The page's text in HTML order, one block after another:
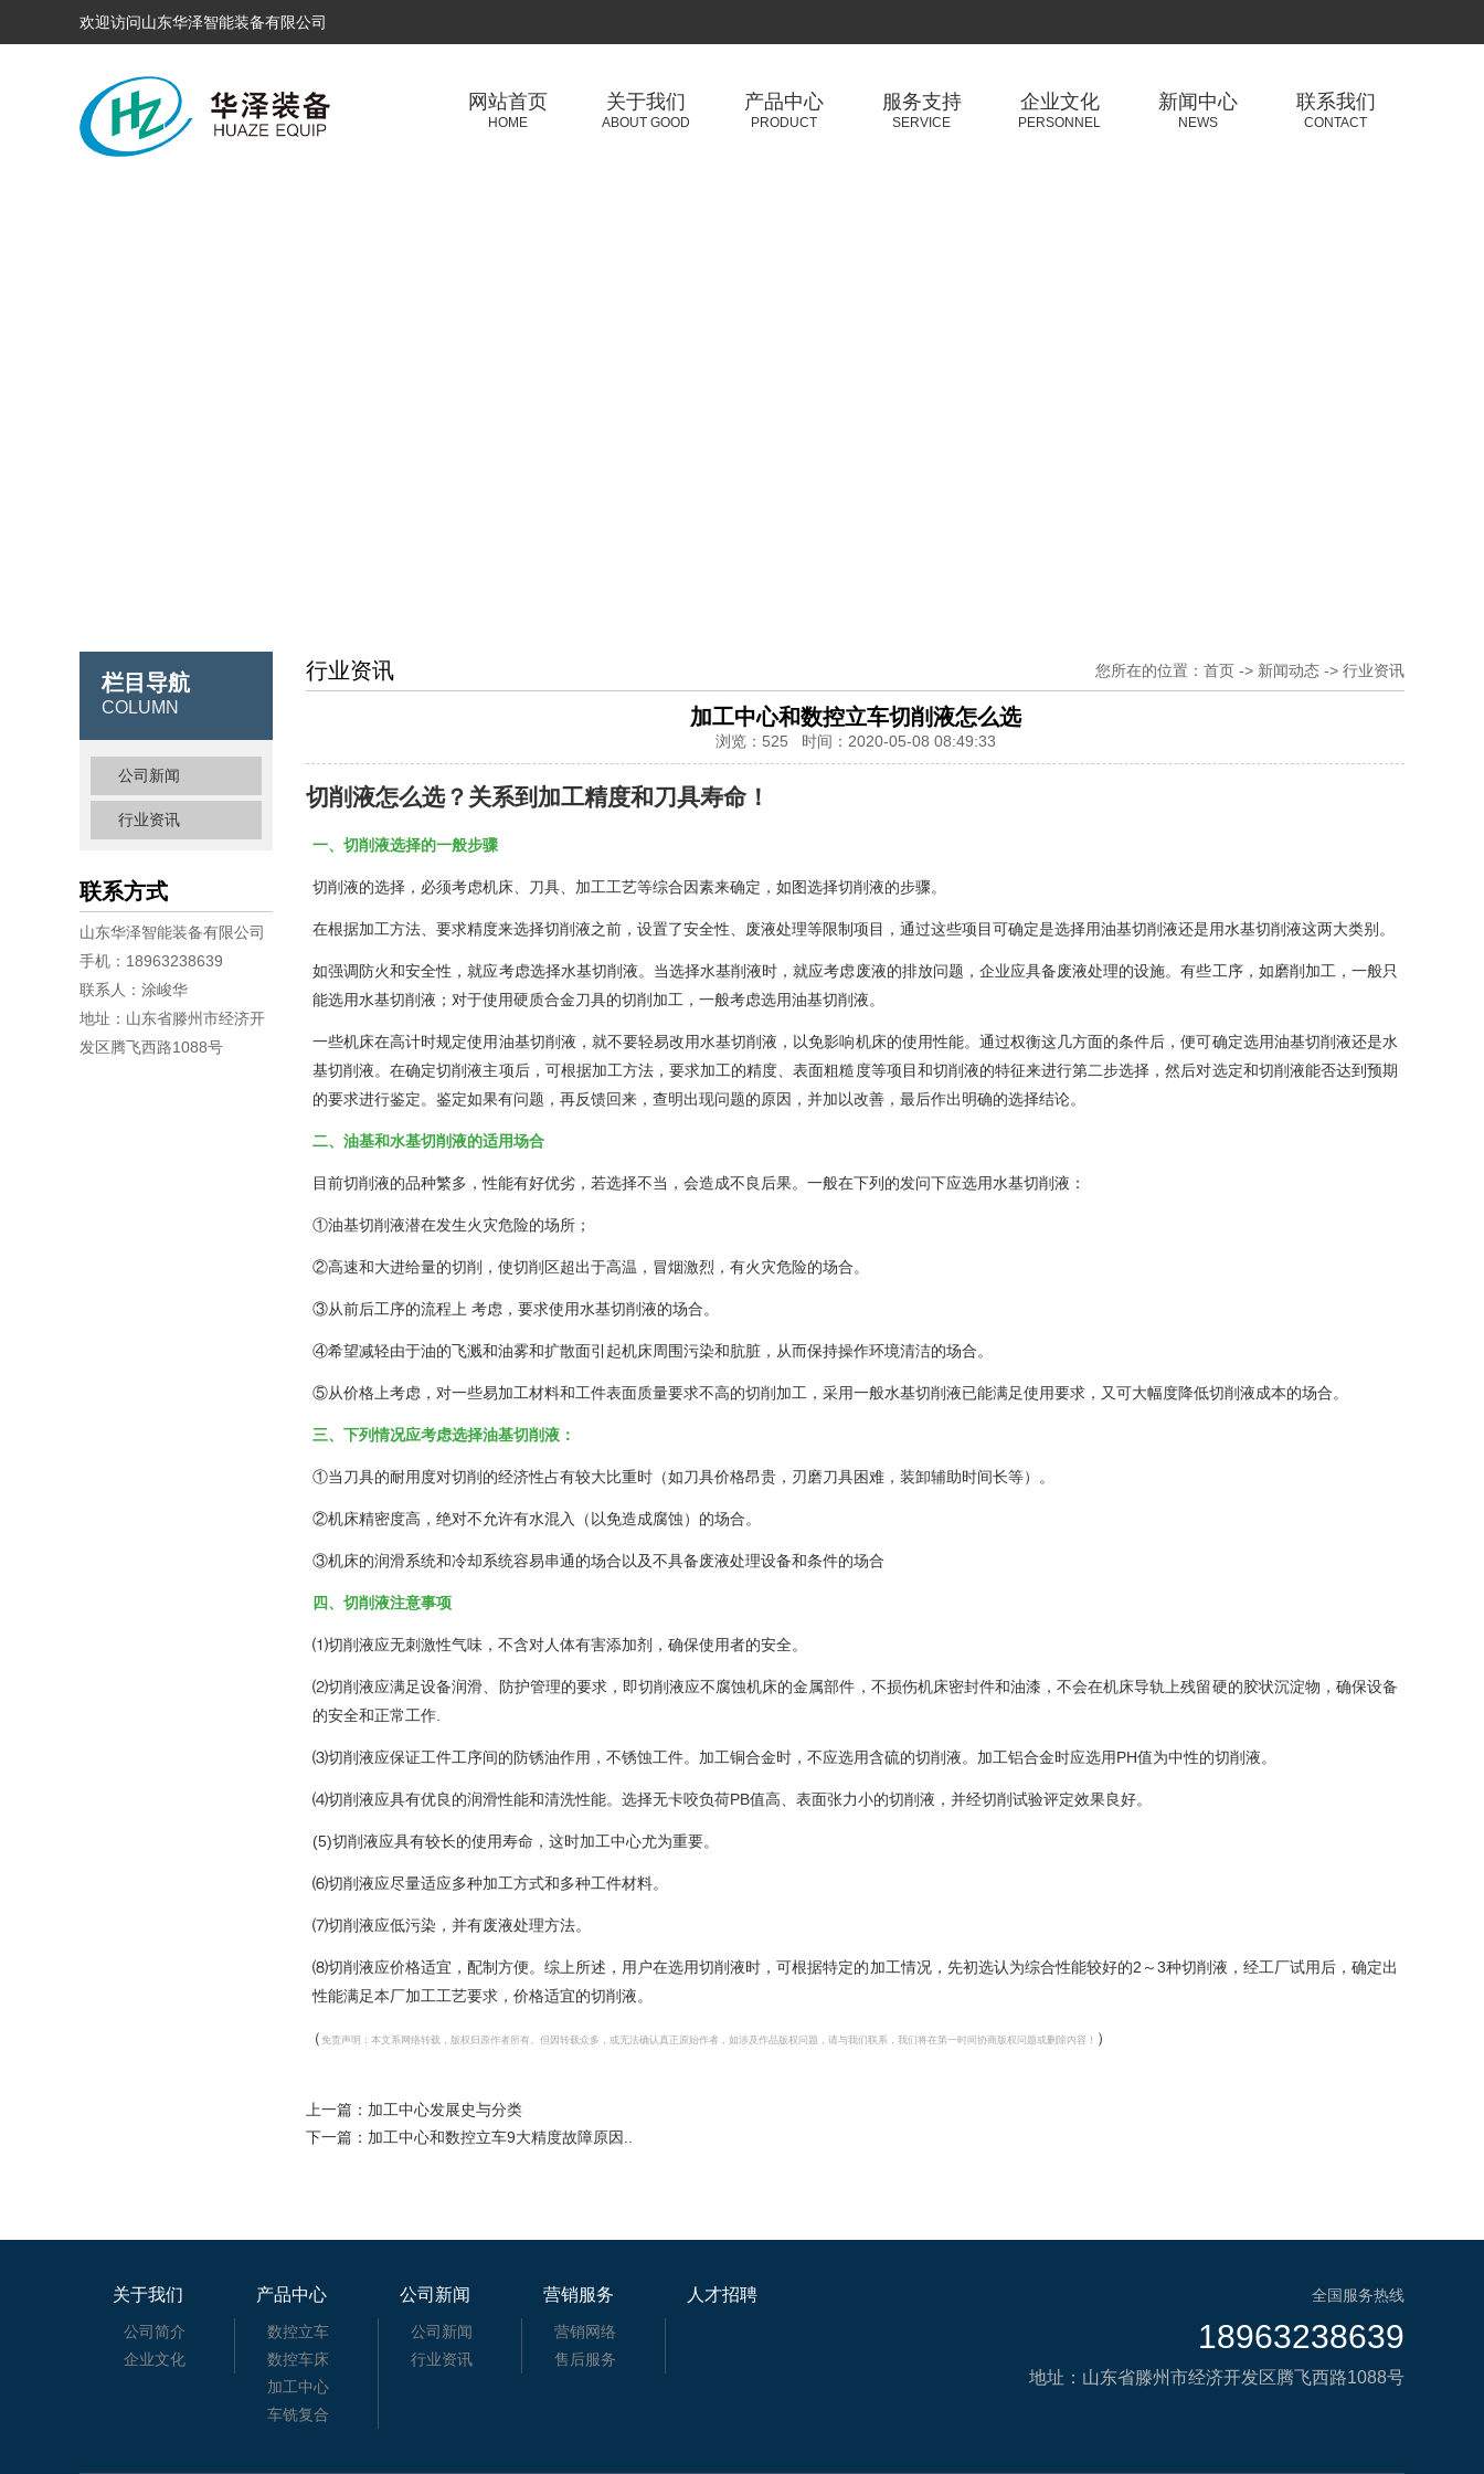
欢迎访问山东华泽智能装备有限公司
网站首页
HOME
关于我们
ABOUT GOOD
产品中心
PRODUCT
服务支持
SERVICE
企业文化
PERSONNEL
新闻中心
NEWS
联系我们
CONTACT
栏目导航
COLUMN
公司新闻
行业资讯
联系方式
山东华泽智能装备有限公司
手机：18963238639
联系人：涂峻华
地址：山东省滕州市经济开
发区腾飞西路1088号
行业资讯 您所在的位置： 首页 -> 新闻动态 -> 行业资讯
加工中心和数控立车切削液怎么选
浏览：525 时间：2020-05-08 08:49:33
切削液怎么选？关系到加工精度和刀具寿命！
一、切削液选择的一般步骤
切削液的选择，必须考虑机床、刀具、加工工艺等综合因素来确定，如图选择切削液的步骤。
在根据加工方法、要求精度来选择切削液之前，设置了安全性、废液处理等限制项目，通过这些项目可确定是选择用油基切削液还是用水基切削液这两大类别。
如强调防火和安全性，就应考虑选择水基切削液。当选择水基削液时，就应考虑废液的排放问题，企业应具备废液处理的设施。有些工序，如磨削加工，一般只
能选用水基切削液；对于使用硬质合金刀具的切削加工，一般考虑选用油基切削液。
一些机床在高计时规定使用油基切削液，就不要轻易改用水基切削液，以免影响机床的使用性能。通过权衡这几方面的条件后，便可确定选用油基切削液还是水
基切削液。在确定切削液主项后，可根据加工方法，要求加工的精度、表面粗糙度等项目和切削液的特征来进行第二步选择，然后对选定和切削液能否达到预期
的要求进行鉴定。鉴定如果有问题，再反馈回来，查明出现问题的原因，并加以改善，最后作出明确的选择结论。
二、油基和水基切削液的适用场合
目前切削液的品种繁多，性能有好优劣，若选择不当，会造成不良后果。一般在下列的发问下应选用水基切削液：
①油基切削液潜在发生火灾危险的场所；
②高速和大进给量的切削，使切削区超出于高温，冒烟激烈，有火灾危险的场合。
③从前后工序的流程上 考虑，要求使用水基切削液的场合。
④希望减轻由于油的飞溅和油雾和扩散面引起机床周围污染和肮脏，从而保持操作环境清洁的场合。
⑤从价格上考虑，对一些易加工材料和工件表面质量要求不高的切削加工，采用一般水基切削液已能满足使用要求，又可大幅度降低切削液成本的场合。
三、下列情况应考虑选择油基切削液：
①当刀具的耐用度对切削的经济性占有较大比重时（如刀具价格昂贵，刃磨刀具困难，装卸辅助时间长等）。
②机床精密度高，绝对不允许有水混入（以免造成腐蚀）的场合。
③机床的润滑系统和冷却系统容易串通的场合以及不具备废液处理设备和条件的场合
四、切削液注意事项
⑴切削液应无刺激性气味，不含对人体有害添加剂，确保使用者的安全。
⑵切削液应满足设备润滑、防护管理的要求，即切削液应不腐蚀机床的金属部件，不损伤机床密封件和油漆，不会在机床导轨上残留硬的胶状沉淀物，确保设备
的安全和正常工作.
⑶切削液应保证工件工序间的防锈油作用，不锈蚀工件。加工铜合金时，不应选用含硫的切削液。加工铝合金时应选用PH值为中性的切削液。
⑷切削液应具有优良的润滑性能和清洗性能。选择无卡咬负荷PB值高、表面张力小的切削液，并经切削试验评定效果良好。
(5)切削液应具有较长的使用寿命，这时加工中心尤为重要。
⑹切削液应尽量适应多种加工方式和多种工件材料。
⑺切削液应低污染，并有废液处理方法。
⑻切削液应价格适宜，配制方便。综上所述，用户在选用切削液时，可根据特定的加工情况，先初选认为综合性能较好的2～3种切削液，经工厂试用后，确定出
性能满足本厂加工工艺要求，价格适宜的切削液。
（ 免责声明：本文系网络转载，版权归原作者所有。但因转载众多，或无法确认真正原始作者，如涉及作品版权问题，请与我们联系，我们将在第一时间协商版权问题或删除内容！ ）
上一篇： 加工中心发展史与分类
下一篇： 加工中心和数控立车9大精度故障原因..
关于我们
公司简介
企业文化
产品中心
数控立车
数控车床
加工中心
车铣复合
公司新闻
公司新闻
行业资讯
营销服务
营销网络
售后服务
人才招聘 全国服务热线
18963238639
地址：山东省滕州市经济开发区腾飞西路1088号